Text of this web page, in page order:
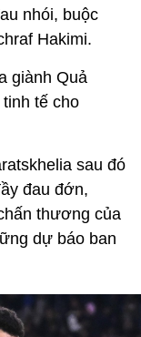
nhói, buộc
Hakimi.
giành Quả
tế cho
sau đó
đau đớn,
thương của
dự báo ban